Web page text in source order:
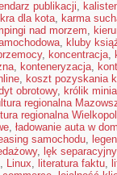
publikacji,
dla kota, karma
nad morzem,
, kluby
, koncentracja,
, konteneryzacja,
, koszt pozyskania
obrotowy, królik
regionalna
regionalna
, ładowanie auta w
samochodu,
, lęk
, Linux, literatura faktu,